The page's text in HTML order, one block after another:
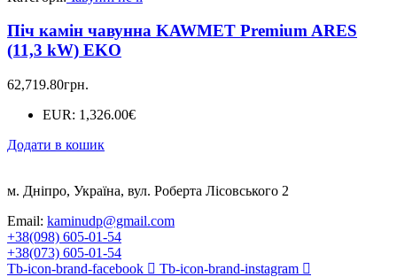
Піч камін чавунна KAWMET Premium ARES
(11,3 kW) EKO
62,719.80грн.
EUR: 1,326.00€
Додати в кошик
м. Дніпро, Україна, вул. Роберта Лісовського 2
Email: kaminudp@gmail.com
+38(098) 605-01-54
+38(073) 605-01-54
Tb-icon-brand-facebook
Tb-icon-brand-instagram